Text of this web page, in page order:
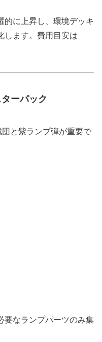
的に上昇し、環境デッキ
します。費用目安は
ーパック
と紫ランプ弾が重要で
要なランプパーツのみ集